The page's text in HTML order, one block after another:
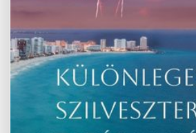
Több évtizedes intenzív kutatás
Közép-Amerika ősi romjai új
Kolumbusz előtti kultúráról. A
látható romjai, bár csodálatosak, az
városállamnak csak töredékét